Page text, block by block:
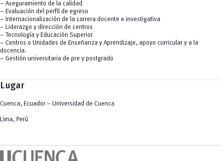
– Aseguramiento de la calidad
– Evaluación del perfil de egreso
– Internacionalización de la carrera docente e investigativa
– Liderazgo y dirección de centros
– Tecnología y Educación Superior
– Centros o Unidades de Enseñanza y Aprendizaje, apoyo curricular y a la
docencia.
– Gestión universitaria de pre y postgrado
Lugar
Cuenca, Ecuador – Universidad de Cuenca
Lima, Perú